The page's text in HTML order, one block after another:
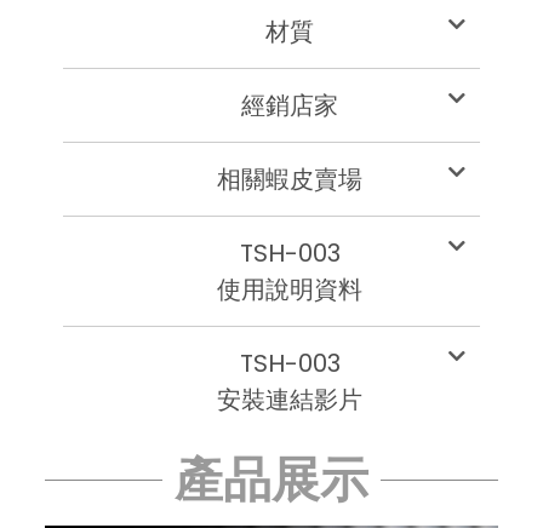
材質
經銷店家
相關蝦皮賣場
TSH-003
使用說明資料
TSH-003
安裝連結影片
產品展示